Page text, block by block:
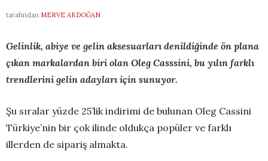
tarafından MERVE AKDOĞAN
Gelinlik, abiye ve gelin aksesuarları denildiğinde ön plana
çıkan markalardan biri olan Oleg Casssini, bu yılın farklı
trendlerini gelin adayları için sunuyor.
Şu sıralar yüzde 25’lik indirimi de bulunan Oleg Cassini
Türkiye’nin bir çok ilinde oldukça popüler ve farklı
illerden de sipariş almakta.